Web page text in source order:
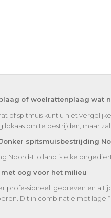
of woelrattenplaag wat
of spitmuis kunt u niet
om te bestrijden, maar
spitsmuisbestrijding
Noord-Holland is elke
oog voor het milieu
professioneel, gedreven en
Dit in combinatie met lage